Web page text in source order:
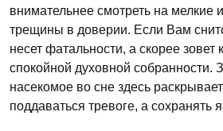
внимательнее смотреть на мелкие
трещины в доверии. Если Вам
несет фатальности, а скорее
спокойной духовной собранности.
насекомое во сне здесь
поддаваться тревоге, а сохранять